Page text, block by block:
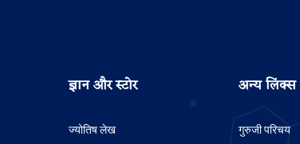
ज्ञान और स्टोर
ज्योतिष लेख
अन्य लिंक्स
गुरुजी परिचय